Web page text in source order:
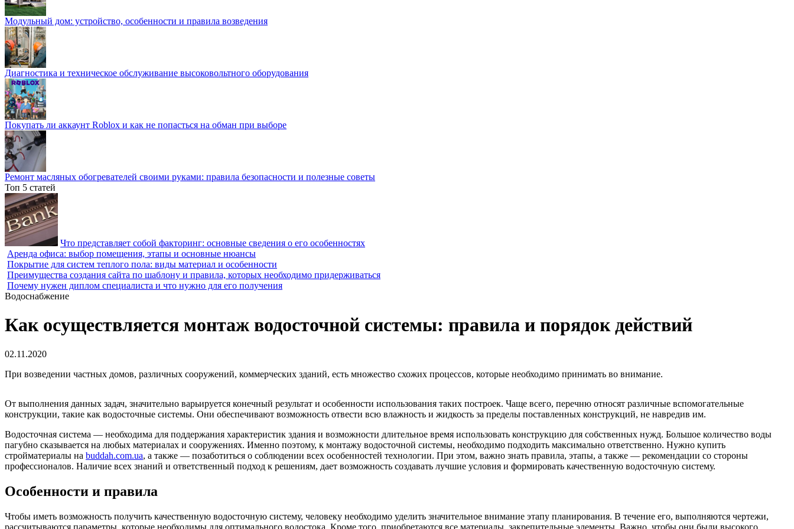
Модульный дом: устройство, особенности и правила возведения
Диагностика и техническое обслуживание высоковольтного оборудования
Покупать ли аккаунт Roblox и как не попасться на обман при выборе
Ремонт масляных обогревателей своими руками: правила безопасности и полезные советы
Топ 5 статей
Что представляет собой факторинг: основные сведения о его особенностях
Аренда офиса: выбор помещения, этапы и основные нюансы
Покрытие для систем теплого пола: виды материал и особенности
Преимущества создания сайта по шаблону и правила, которых необходимо придерживаться
Почему нужен диплом специалиста и что нужно для его получения
Водоснабжение
Как осуществляется монтаж водосточной системы: правила и порядок действий
02.11.2020
При возведении частных домов, различных сооружений, коммерческих зданий, есть множество схожих процессов, которые необходимо принимать во внимание.
От выполнения данных задач, значительно варьируется конечный результат и особенности использования таких построек. Чаще всего, перечню относят различные вспомогательные
конструкции, такие как водосточные системы. Они обеспечивают возможность отвести всю влажность и жидкость за пределы поставленных конструкций, не навредив им.
Водосточная система — необходима для поддержания характеристик здания и возможности длительное время использовать конструкцию для собственных нужд. Большое количество воды
пагубно сказывается на любых материалах и сооружениях. Именно поэтому, к монтажу водосточной системы, необходимо подходить максимально ответственно. Нужно купить
стройматериалы на buddah.com.ua, а также — позаботиться о соблюдении всех особенностей технологии. При этом, важно знать правила, этапы, а также — рекомендации со стороны
профессионалов. Наличие всех знаний и ответственный подход к решениям, дает возможность создавать лучшие условия и формировать качественную водосточную систему.
Особенности и правила
Чтобы иметь возможность получить качественную водосточную систему, человеку необходимо уделить значительное внимание этапу планирования. В течение его, выполняются чертежи,
рассчитываются параметры, которые необходимы для оптимального водостока. Кроме того, приобретаются все материалы, закрепительные элементы. Важно, чтобы они были высокого